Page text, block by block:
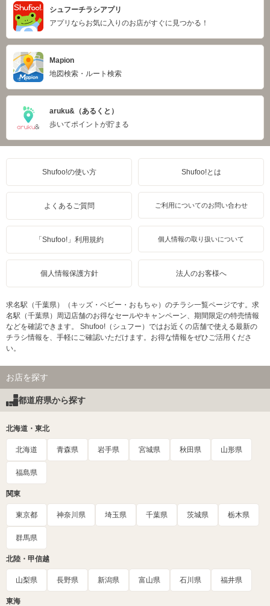
シュフーチラシアプリ
アプリならお気に入りのお店がすぐに見つかる！
Mapion
地図検索・ルート検索
aruku&（あるくと）
歩いてポイントが貯まる
Shufoo!の使い方 Shufoo!とは
よくあるご質問 ご利用についてのお問い合わせ
「Shufoo!」利用規約 個人情報の取り扱いについて
個人情報保護方針 法人のお客様へ
求名駅（千葉県）（キッズ・ベビー・おもちゃ）のチラシ一覧ページです。求
名駅（千葉県）周辺店舗のお得なセールやキャンペーン、期間限定の特売情報
などを確認できます。 Shufoo!（シュフー）ではお近くの店舗で使える最新の
チラシ情報を、手軽にご確認いただけます。お得な情報をぜひご活用くださ
い。
お店を探す
都道府県から探す
北海道・東北
北海道 青森県 岩手県 宮城県 秋田県 山形県
福島県
関東
東京都 神奈川県 埼玉県 千葉県 茨城県 栃木県
群馬県
北陸・甲信越
山梨県 長野県 新潟県 富山県 石川県 福井県
東海